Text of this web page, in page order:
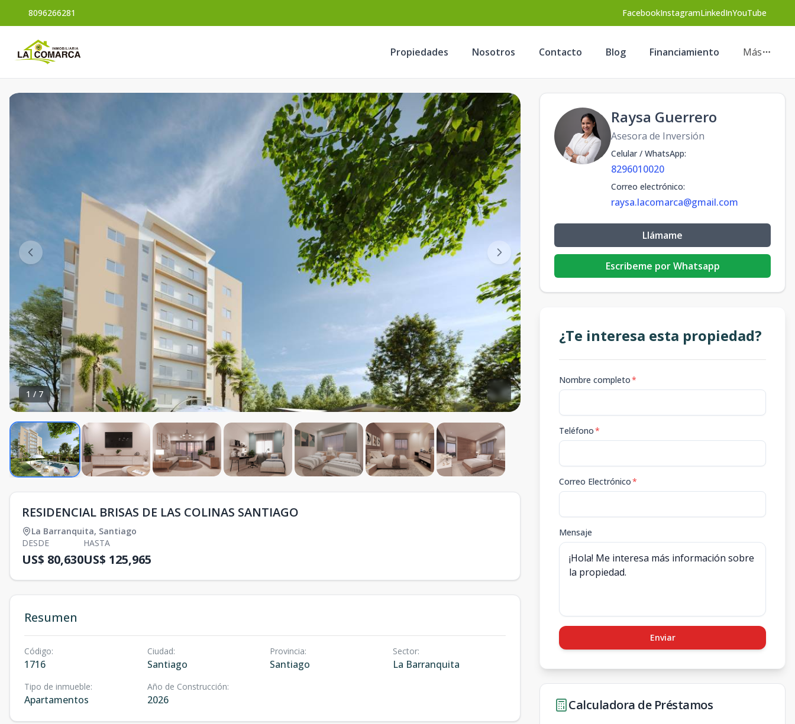
8096266281 FacebookInstagramLinkedInYouTube
Propiedades Nosotros Contacto Blog Financiamiento Más
1 /7
RESIDENCIAL BRISAS DE LAS COLINAS SANTIAGO
La Barranquita, Santiago
DESDE
US$ 80,630
HASTA
US$ 125,965
Resumen
Código:
1716
Ciudad:
Santiago
Provincia:
Santiago
Sector:
La Barranquita
Tipo de inmueble:
Apartamentos
Año de Construcción:
2026
Raysa Guerrero
Asesora de Inversión
Celular / WhatsApp:
8296010020
Correo electrónico:
raysa.lacomarca@gmail.com
Llámame
Escribeme por Whatsapp
¿Te interesa esta propiedad?
Nombre completo*
Teléfono*
Correo Electrónico*
Mensaje
Enviar
Calculadora de Préstamos